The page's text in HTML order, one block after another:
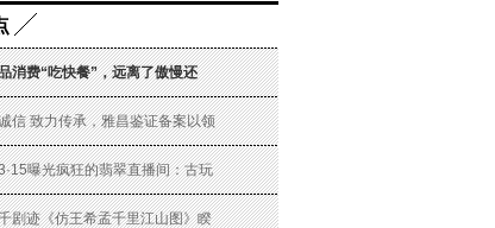
消费“吃快餐”，远离了傲慢还
信 致力传承，雅昌鉴证备案以领
曝光疯狂的翡翠直播间：古玩
剧迹《仿王希孟千里江山图》睽